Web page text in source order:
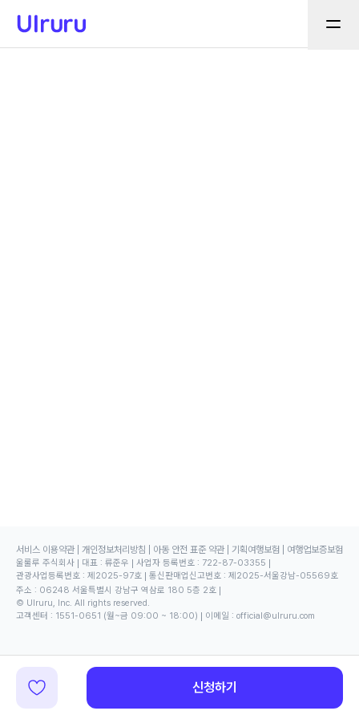
신청하기
서비스 이용약관 개인정보처리방침 아동 안전 표준 약관 기획여행보험 여행업보증보험
울룰루 주식회사 대표 : 류준우 사업자 등록번호 : 722-87-03355
관광사업등록번호 : 제2025-97호 통신판매업신고번호 : 제2025-서울강남-05569호
주소 : 06248 서울특별시 강남구 역삼로 180 5층 2호
© Ulruru, Inc. All rights reserved.
고객센터 : 1551-0651 (월~금 09:00 ~ 18:00) 이메일 : official@ulruru.com